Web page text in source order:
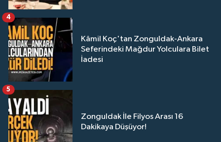
Kâmil Koç'tan Zonguldak-Ankara
Seferindeki Mağdur Yolculara Bilet
İadesi
4
Zonguldak İle Filyos Arası 16
Dakikaya Düşüyor!
5